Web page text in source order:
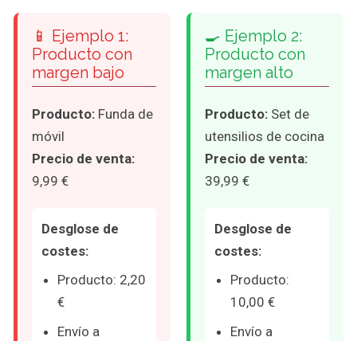
📱 Ejemplo 1:
Producto con
margen bajo
Producto: Funda de
móvil
Precio de venta:
9,99 €
Desglose de
costes:
Producto: 2,20
€
Envío a
🍳 Ejemplo 2:
Producto con
margen alto
Producto: Set de
utensilios de cocina
Precio de venta:
39,99 €
Desglose de
costes:
Producto:
10,00 €
Envío a